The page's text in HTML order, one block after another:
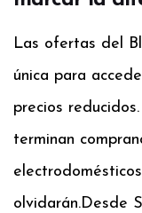
Las ofertas del
única para
precios
terminan
olvidarán.Desde